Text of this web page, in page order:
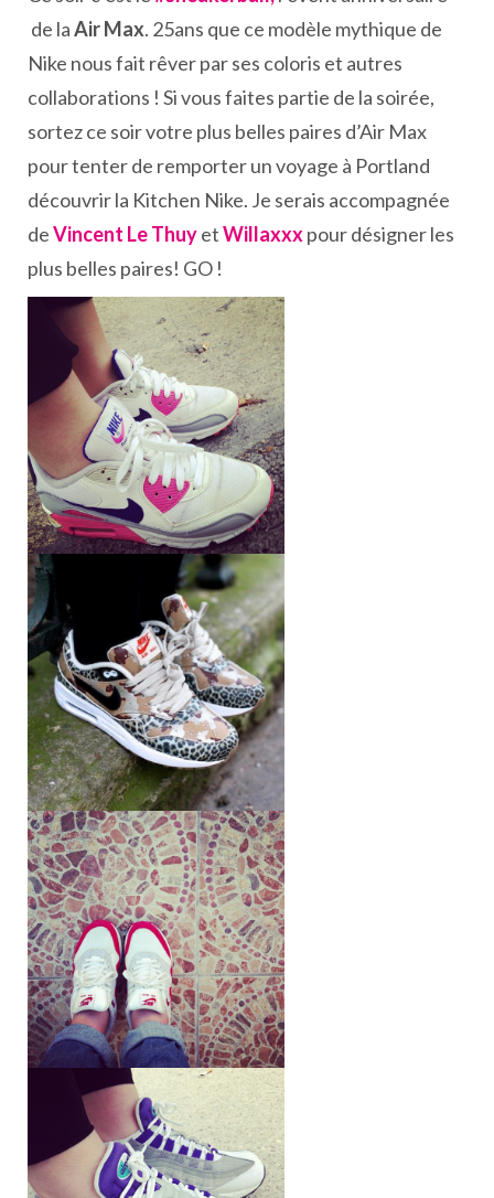
de laAir Max. 25ans que ce modèle mythique de
Nike nous fait rêver par ses coloris et autres
collaborations ! Si vous faites partie de la soirée,
sortez ce soir votre plus belles paires d’Air Max
pour tenter de remporter un voyage à Portland
découvrir la Kitchen Nike. Je serais accompagnée
deVincent Le ThuyetWillaxxxpour désigner les
plus belles paires! GO !